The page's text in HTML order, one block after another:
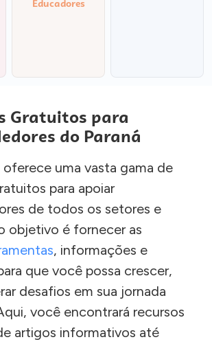
Educadores
Gratuitos para
do Paraná
oferece uma vasta gama de
para apoiar
de todos os setores e
objetivo é fornecer as
, informações e
que você possa crescer,
desafios em sua jornada
você encontrará recursos
artigos informativos até